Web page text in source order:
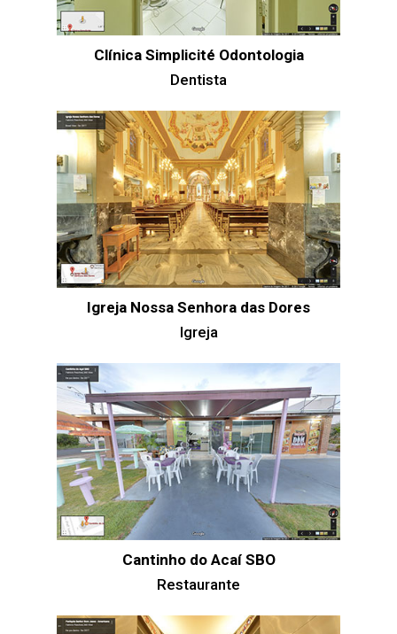
Clínica Simplicité Odontologia
Dentista
Igreja Nossa Senhora das Dores
Igreja
Cantinho do Acaí SBO
Restaurante